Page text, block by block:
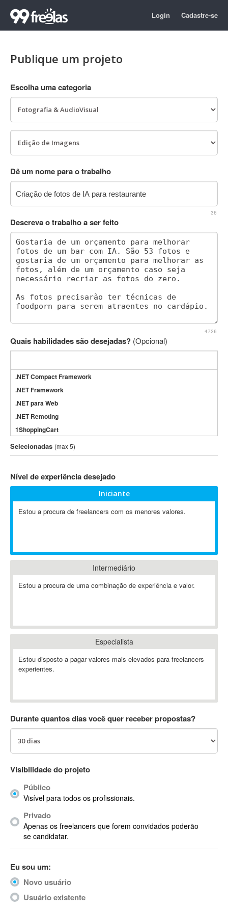
Login Cadastre-se
Publique um projeto
Escolha uma categoria
Dê um nome para o trabalho
36
Descreva o trabalho a ser feito
4726
Quais habilidades são desejadas? (Opcional)
.NET Compact Framework
.NET Framework
.NET para Web
.NET Remoting
1ShoppingCart
3DS Max
3GSM
802.11
A-GPS
ABAP
Abaqus
ABBYY FineReader
Ableton
Ableton Push
Abstract
AC3
ACID Pro
ACPI
Acrobat
Acrobat X
Acronis
ACT
Actimize
ActionScript
ActionScript 3
Selecionadas (max 5)
Nível de experiência desejado
Iniciante
Estou a procura de freelancers com os menores valores.
Intermediário
Estou a procura de uma combinação de experiência e valor.
Especialista
Estou disposto a pagar valores mais elevados para freelancers
experientes.
Durante quantos dias você quer receber propostas?
Visibilidade do projeto
Público
Visível para todos os profissionais.
Privado
Apenas os freelancers que forem convidados poderão
se candidatar.
Eu sou um:
Novo usuário
Usuário existente